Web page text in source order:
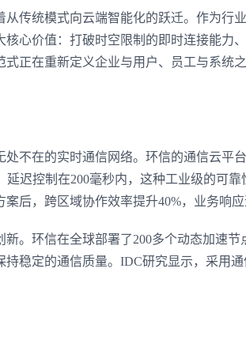
传统模式向云端智能化的跃迁。作为行
心价值：打破时空限制的即时连接能力
正在重新定义企业与用户、员工与系统之
不在的实时通信网络。环信的通信云平
延迟控制在200毫秒内，这种工业级的可
后，跨区域协作效率提升40%，业务响应
。环信在全球部署了200多个动态加速
稳定的通信质量。IDC研究显示，采用